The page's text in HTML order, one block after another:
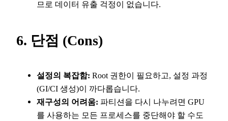
므로 데이터 유출 걱정이 없습니다.
6. 단점 (Cons)
설정의 복잡함: Root 권한이 필요하고, 설정 과정
(GI/CI 생성)이 까다롭습니다.
재구성의 어려움: 파티션을 다시 나누려면 GPU
를 사용하는 모든 프로세스를 중단해야 할 수도